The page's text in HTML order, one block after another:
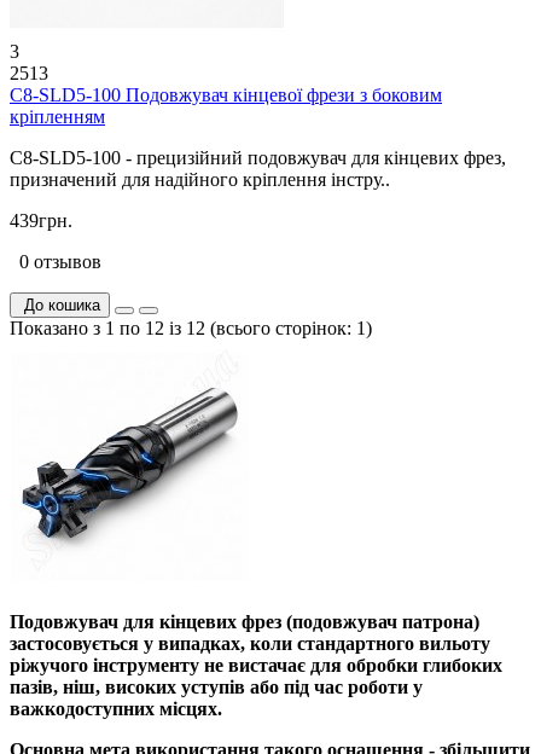
3
2513
C8-SLD5-100 Подовжувач кінцевої фрези з боковим
кріпленням
C8-SLD5-100 - прецизійний подовжувач для кінцевих фрез,
призначений для надійного кріплення інстру..
439грн.
0 отзывов
До кошика
Показано з 1 по 12 із 12 (всього сторінок: 1)
Подовжувач для кінцевих фрез (подовжувач патрона)
застосовується у випадках, коли стандартного вильоту
ріжучого інструменту не вистачає для обробки глибоких
пазів, ніш, високих уступів або під час роботи у
важкодоступних місцях.